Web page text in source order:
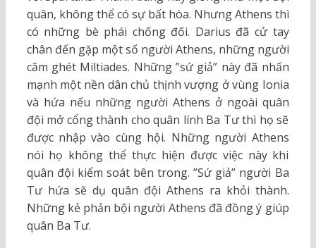
quân, không thể có sự bất hòa. Nhưng Athens thì
có những bè phái chống đối. Darius đã cử tay
chân đến gặp một số người Athens, những người
căm ghét Miltiades. Những ”sứ giả” này đã nhấn
mạnh một nền dân chủ thịnh vượng ở vùng Ionia
và hứa nếu những người Athens ở ngoài quân
đội mở cổng thành cho quân lính Ba Tư thì họ sẽ
được nhập vào cùng hội. Những người Athens
nói họ không thể thực hiện được việc này khi
quân đội kiểm soát bên trong. ”Sứ giả” người Ba
Tư hứa sẽ dụ quân đội Athens ra khỏi thành.
Những kẻ phản bội người Athens đã đồng ý giúp
quân Ba Tư.